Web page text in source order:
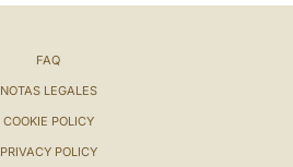
FAQ
NOTAS LEGALES
COOKIE POLICY
PRIVACY POLICY